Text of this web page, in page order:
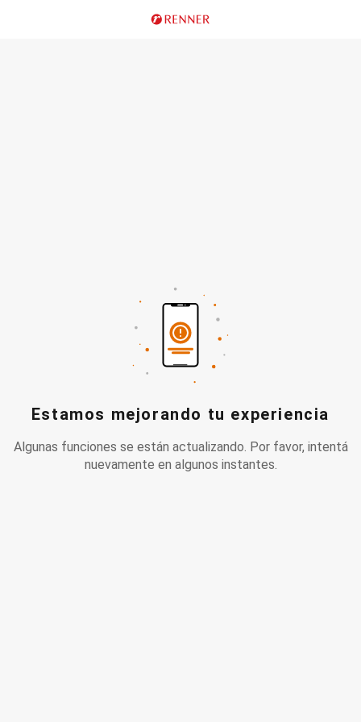
Estamos mejorando tu experiencia
Algunas funciones se están actualizando. Por favor, intentá
nuevamente en algunos instantes.